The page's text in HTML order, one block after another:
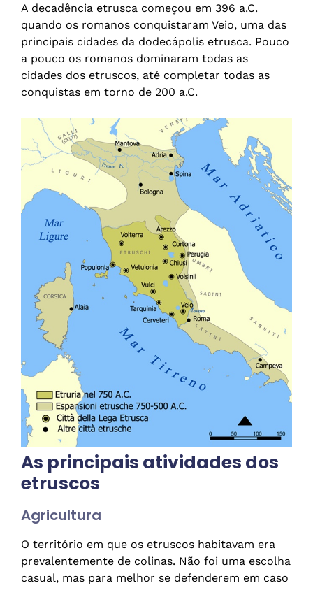
A decadência etrusca começou em 396 a.C.
quando os romanos conquistaram Veio, uma das
principais cidades da dodecápolis etrusca. Pouco
a pouco os romanos dominaram todas as
cidades dos etruscos, até completar todas as
conquistas em torno de 200 a.C.
As principais atividades dos
etruscos
Agricultura
O território em que os etruscos habitavam era
prevalentemente de colinas. Não foi uma escolha
casual, mas para melhor se defenderem em caso